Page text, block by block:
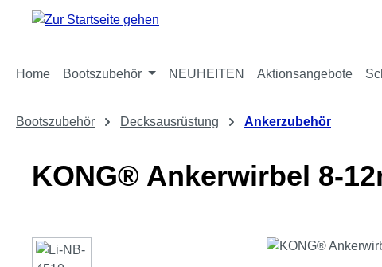
Hauptinhalt springen
Zur Suche springen
Zur Hauptnavigation springen
Home Bootszubehör NEUHEITEN Aktionsangebote
Bootszubehör Decksausrüstung Ankerzubehör
KONG® Ankerwirbel 8-
Bildergalerie überspringen